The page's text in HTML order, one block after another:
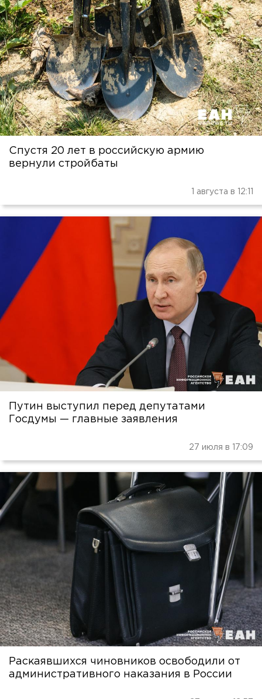
Спустя 20 лет в российскую армию
вернули стройбаты
1 августа в 12:11
Путин выступил перед депутатами
Госдумы — главные заявления
27 июля в 17:09
Раскаявшихся чиновников освободили от
административного наказания в России